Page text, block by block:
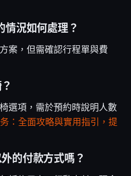
情況如何處理？
案，但需確認行程單與費
選項，需於預約時說明人數
：全面攻略與實用指引，提
的付款方式嗎？